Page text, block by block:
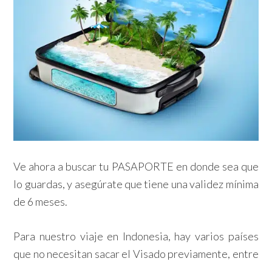
Ve ahora a buscar tu PASAPORTE en donde sea que
lo guardas, y asegúrate que tiene una validez mínima
de 6 meses.
Para nuestro viaje en Indonesia, hay varios países
que no necesitan sacar el Visado previamente, entre